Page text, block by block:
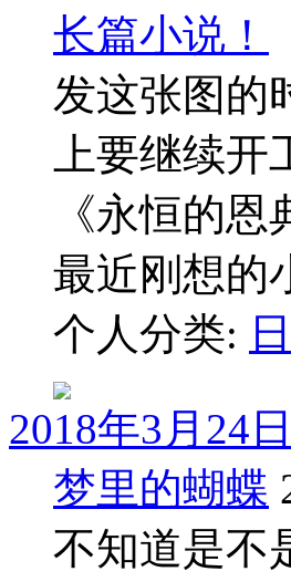
发这张图的
上要继续
《永恒的
最近刚想的
个人分类:
2018年3月24
梦里的蝴蝶
不知道是不